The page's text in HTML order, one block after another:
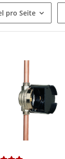
pro Seite